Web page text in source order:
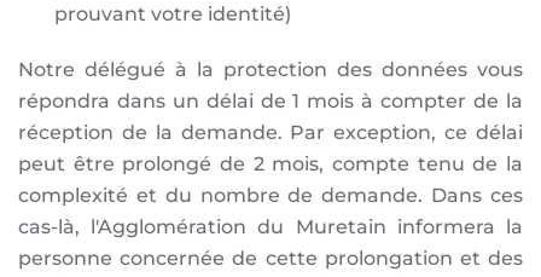
prouvant votre identité)
Notre délégué à la protection des données vous
répondra dans un délai de 1 mois à compter de la
réception de la demande. Par exception, ce délai
peut être prolongé de 2 mois, compte tenu de la
complexité et du nombre de demande. Dans ces
cas-là, l'Agglomération du Muretain informera la
personne concernée de cette prolongation et des